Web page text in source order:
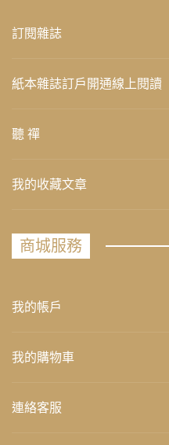
訂閱雜誌
紙本雜誌訂戶開通線上閱讀
聽 禪
我的收藏文章
商城服務
我的帳戶
我的購物車
連絡客服